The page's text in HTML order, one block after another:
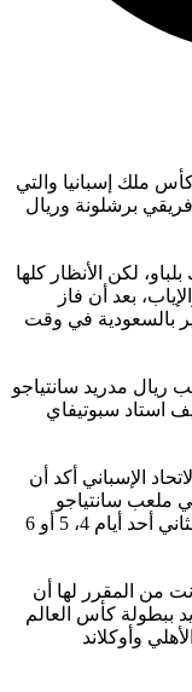
ملك إسبانيا والتي
برشلونة وريال
لكن الأنظار كلها
بعد أن فاز
بالسعودية في وقت
ريال مدريد سانتياجو
استاد سبوتيفاي
الإسباني أكد أن
أحد 1، 2 أو 3 مارس في ملعب سانتياجو
بيرنابيو، بينما سيجمع لقاء الإياب الكلاسيكو الثاني أحد أيام 4، 5 أو 6
من المقرر لها أن
ببطولة كأس العالم
وأوكلاند